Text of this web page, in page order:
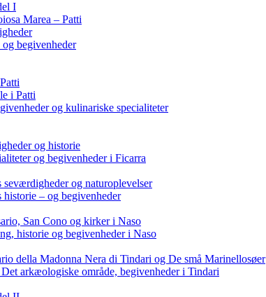
I
Marea – Patti
begivenheder
i Patti
og kulinariske specialiteter
og historie
og begivenheder i Ficarra
seværdigheder og naturoplevelser
historie – og begivenheder
San Cono og kirker i Naso
historie og begivenheder i Naso
della Madonna Nera di Tindari og De små Marinellosøer
arkæologiske område, begivenheder i Tindari